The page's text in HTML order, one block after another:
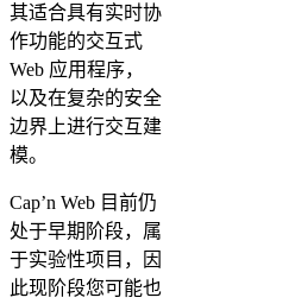
其适合具有实时协
作功能的交互式
Web 应用程序，
以及在复杂的安全
边界上进行交互建
模。
Cap’n Web 目前仍
处于早期阶段，属
于实验性项目，因
此现阶段您可能也